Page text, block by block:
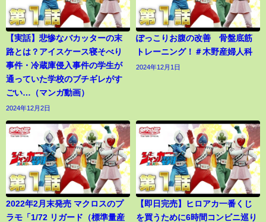
【実話】悲惨なバカッターの末
路とは？アイスケース寝そべり
事件・冷蔵庫侵入事件の学生が
通っていた学校のブチギレがす
ごい…（マンガ動画）
2024年12月2日
ぽっこりお腹の改善 骨盤底筋
トレーニング！＃木野産婦人科
2024年12月1日
2022年2月末発売 マクロスのプ
ラモ「1/72 リガード（標準量産
【即日完売】ヒロアカ一番くじ
を買うために6時間コンビニ巡り